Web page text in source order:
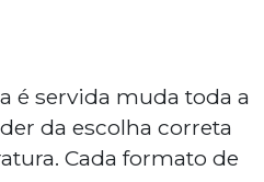
é servida muda toda a
da escolha correta
Cada formato de